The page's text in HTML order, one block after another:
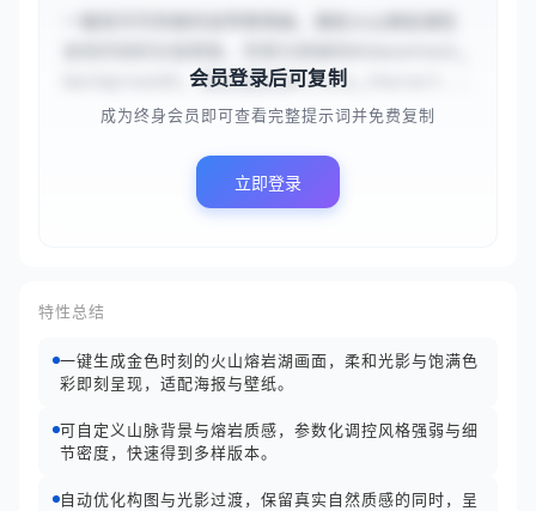
background}，熔岩湖呈现#{lava_charact...
会员登录后可复制
成为终身会员即可查看完整提示词并免费复制
立即登录
特性总结
一键生成金色时刻的火山熔岩湖画面，柔和光影与饱满色
彩即刻呈现，适配海报与壁纸。
可自定义山脉背景与熔岩质感，参数化调控风格强弱与细
节密度，快速得到多样版本。
自动优化构图与光影过渡，保留真实自然质感的同时，呈